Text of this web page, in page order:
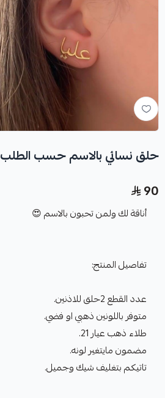
حلق نسائي بالاسم حسب الطلب
90
أناقة لك ولمن تحبون بالاسم 😍
تفاصيل المنتج:
عدد القطع 2حلق للاذنين.
متوفر باللونين ذهبي او فضي.
طلاء ذهب عيار 21.
مضمون مايتغير لونه.
تاتيكم بتغليف شيك وجميل.